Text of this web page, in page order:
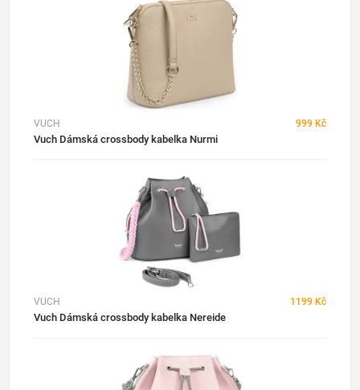
VUCH 999 Kč
Vuch Dámská crossbody kabelka Nurmi
VUCH 1199 Kč
Vuch Dámská crossbody kabelka Nereide